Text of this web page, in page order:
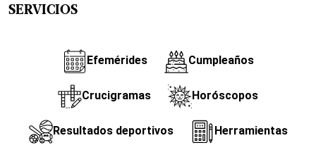
SERVICIOS
Efemérides Cumpleaños
Crucigramas Horóscopos
Resultados deportivos Herramientas